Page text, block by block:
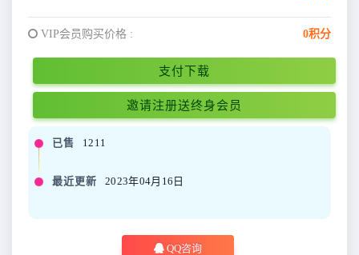
VIP会员购买价格 : 0积分
支付下载
邀请注册送终身会员
已售 1211
最近更新 2023年04月16日
QQ咨询